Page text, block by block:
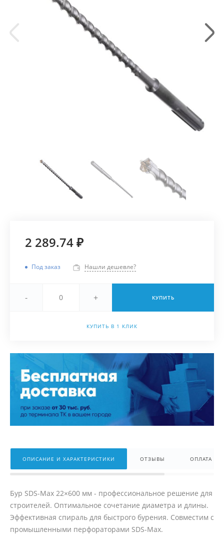
2 289.74 ₽
Под заказ Нашли дешевле?
- + КУПИТЬ
КУПИТЬ В 1 КЛИК
ОПИСАНИЕ И ХАРАКТЕРИСТИКИ ОТЗЫВЫ ОПЛАТА
Бур SDS-Max 22×600 мм - профессиональное решение для
строителей. Оптимальное сочетание диаметра и длины.
Эффективная спираль для быстрого бурения. Совместим с
промышленными перфораторами SDS-Max.